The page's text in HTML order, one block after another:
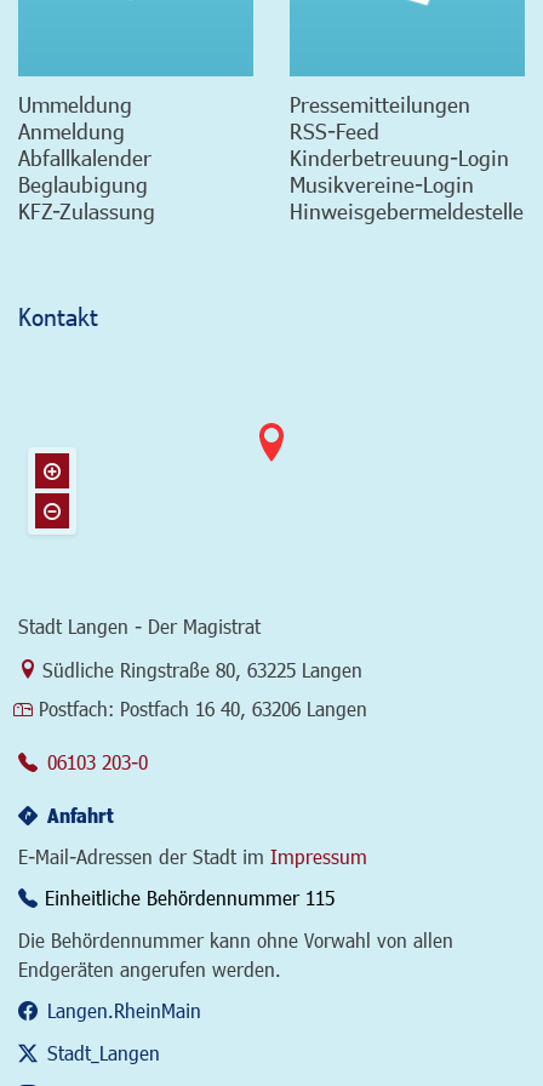
Ummeldung
Anmeldung
Abfallkalender
Beglaubigung
KFZ-Zulassung
Pressemitteilungen
RSS-Feed
Kinderbetreuung-Login
Musikvereine-Login
Hinweisgebermeldestelle
Kontakt
Stadt Langen - Der Magistrat
Link zur Google-Maps Navigation
Südliche Ringstraße 80 63225 Langen
Postfach: Postfach 16 40, 63206 Langen
06103 203-0
Anfahrt
E-Mail-Adressen der Stadt im Impressum
Einheitliche Behördennummer 115
Die Behördennummer kann ohne Vorwahl von allen
Endgeräten angerufen werden.
Langen.RheinMain
Stadt_Langen